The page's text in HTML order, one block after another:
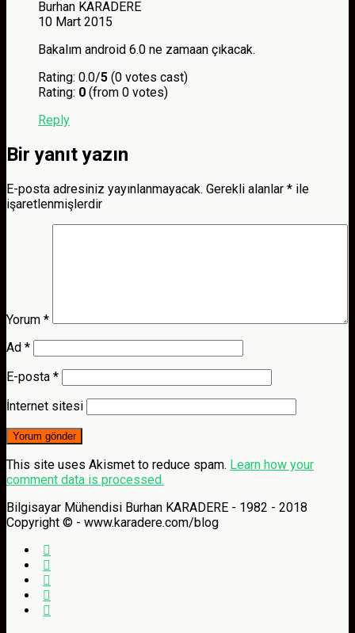
Burhan KARADERE
10 Mart 2015
Bakalım android 6.0 ne zamaan çıkacak.
Rating: 0.0/5 (0 votes cast)
Rating: 0 (from 0 votes)
Reply
Bir yanıt yazın
E-posta adresiniz yayınlanmayacak. Gerekli alanlar * ile
işaretlenmişlerdir
Yorum *
Ad *
E-posta *
İnternet sitesi
This site uses Akismet to reduce spam. Learn how your
comment data is processed.
Bilgisayar Mühendisi Burhan KARADERE - 1982 - 2018
Copyright © - www.karadere.com/blog